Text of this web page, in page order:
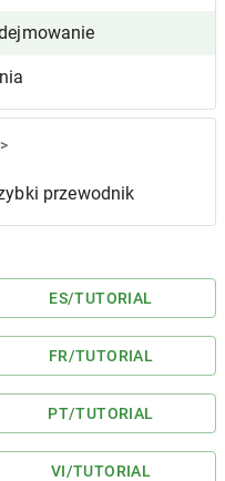
przewodnik
ES/TUTORIAL
FR/TUTORIAL
PT/TUTORIAL
VI/TUTORIAL